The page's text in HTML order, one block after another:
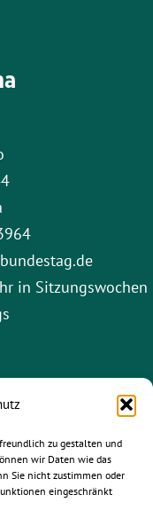
zu gestalten und
wir Daten wie das
Sie nicht zustimmen oder
eingeschränkt
in Sitzungswochen